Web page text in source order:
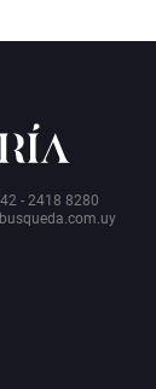
- 2418 8280